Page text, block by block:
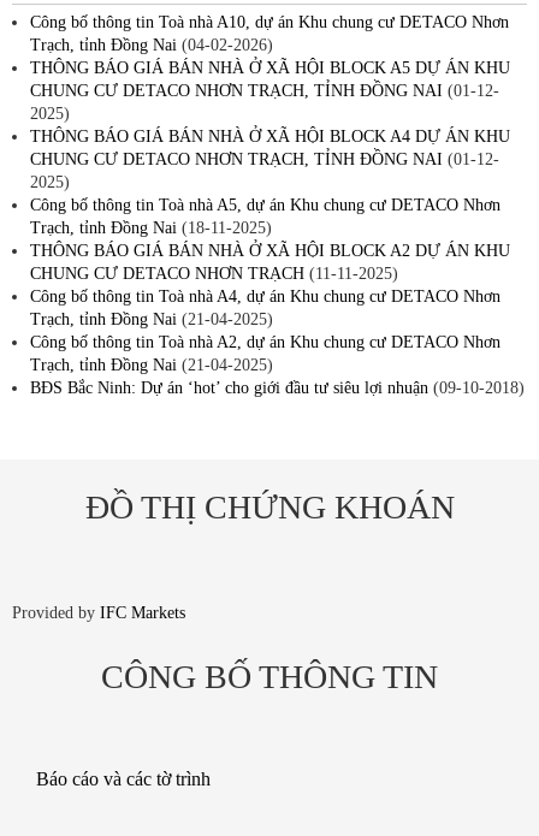
Công bố thông tin Toà nhà A10, dự án Khu chung cư DETACO Nhơn
Trạch, tỉnh Đồng Nai (04-02-2026)
THÔNG BÁO GIÁ BÁN NHÀ Ở XÃ HỘI BLOCK A5 DỰ ÁN KHU
CHUNG CƯ DETACO NHƠN TRẠCH, TỈNH ĐỒNG NAI (01-12-
2025)
THÔNG BÁO GIÁ BÁN NHÀ Ở XÃ HỘI BLOCK A4 DỰ ÁN KHU
CHUNG CƯ DETACO NHƠN TRẠCH, TỈNH ĐỒNG NAI (01-12-
2025)
Công bố thông tin Toà nhà A5, dự án Khu chung cư DETACO Nhơn
Trạch, tỉnh Đồng Nai (18-11-2025)
THÔNG BÁO GIÁ BÁN NHÀ Ở XÃ HỘI BLOCK A2 DỰ ÁN KHU
CHUNG CƯ DETACO NHƠN TRẠCH (11-11-2025)
Công bố thông tin Toà nhà A4, dự án Khu chung cư DETACO Nhơn
Trạch, tỉnh Đồng Nai (21-04-2025)
Công bố thông tin Toà nhà A2, dự án Khu chung cư DETACO Nhơn
Trạch, tỉnh Đồng Nai (21-04-2025)
BĐS Bắc Ninh: Dự án ‘hot’ cho giới đầu tư siêu lợi nhuận (09-10-2018)
ĐỒ THỊ CHỨNG KHOÁN
Provided by IFC Markets
CÔNG BỐ THÔNG TIN
Báo cáo và các tờ trình